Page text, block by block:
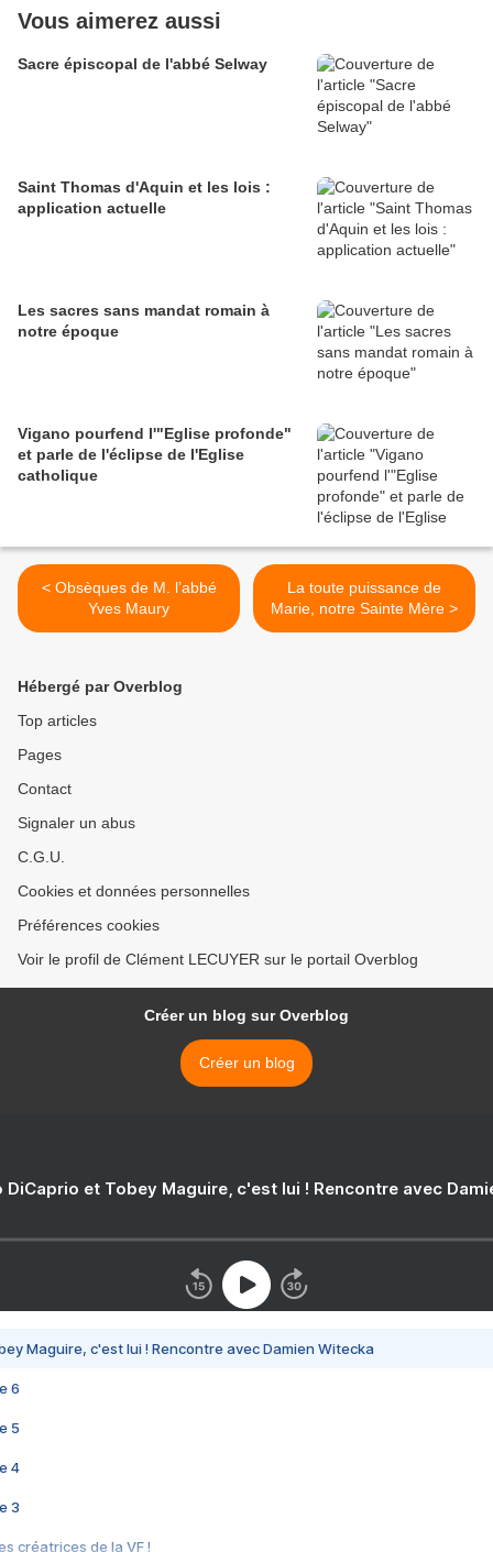
Vous aimerez aussi
Sacre épiscopal de l'abbé Selway
Saint Thomas d'Aquin et les lois :
application actuelle
Les sacres sans mandat romain à
notre époque
Vigano pourfend l'"Eglise profonde"
et parle de l'éclipse de l'Eglise
catholique
< Obsèques de M. l’abbé
Yves Maury
La toute puissance de
Marie, notre Sainte Mère >
Hébergé par Overblog
Top articles
Pages
Contact
Signaler un abus
C.G.U.
Cookies et données personnelles
Préférences cookies
Voir le profil de Clément LECUYER sur le portail Overblog
Créer un blog sur Overblog
Créer un blog
DiCaprio et Tobey Maguire, c'est lui ! Rencontre avec
Maguire, c'est lui ! Rencontre avec Damien Witecka
6
5
4
3
créatrices de la VF !